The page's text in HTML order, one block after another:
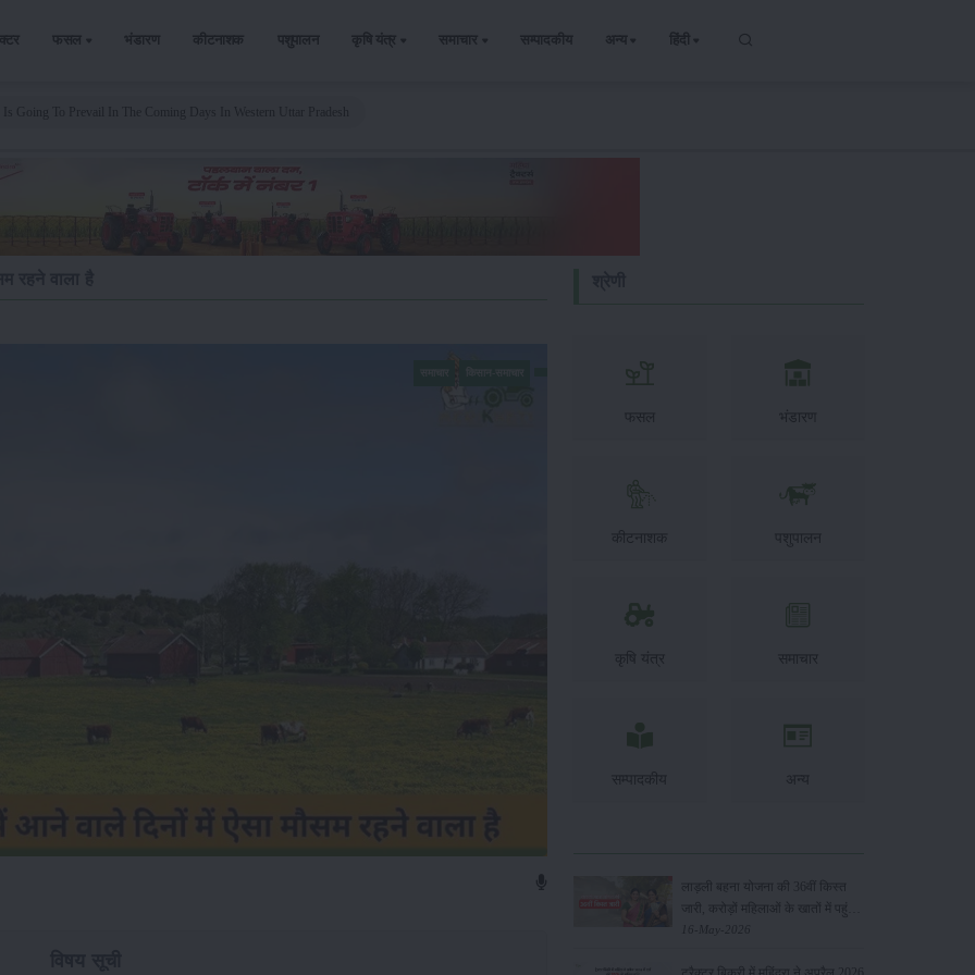
फसल भंडारण कीटनाशक पशुपालन कृषि यंत्र समाचार सम्पादकीय अन्य हिंदी
फसल भंडारण
कीटनाशक पशुपालन
कृषि यंत्र समाचार
सम्पादकीय अन्य
लाड़ली बहना योजना की 36वीं किस्त
जारी, करोड़ों महिलाओं के खातों में पहुंचे
1500 रुपये
16-May-2026